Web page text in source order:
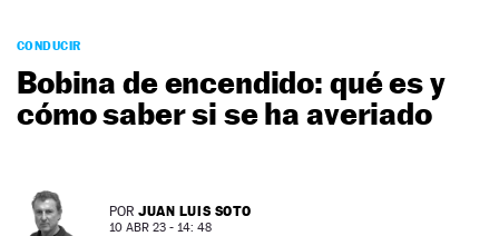
PODCAST
MOTOS
TECNOLOGÍA
PREMIOS
SERVICIOS
CONDUCIR
Bobina de encendido: qué es y
cómo saber si se ha averiado
POR JUAN LUIS SOTO
10 ABR 23 - 14: 48